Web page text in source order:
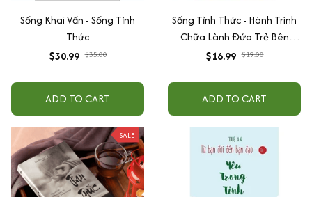
Sống Khai Vấn - Sống Tỉnh
Thức
$30.99 $35.00
ADD TO CART
Sống Tỉnh Thức - Hành Trình
Chữa Lành Đứa Trẻ Bên
Trong Bạn
$16.99 $19.00
ADD TO CART
SALE